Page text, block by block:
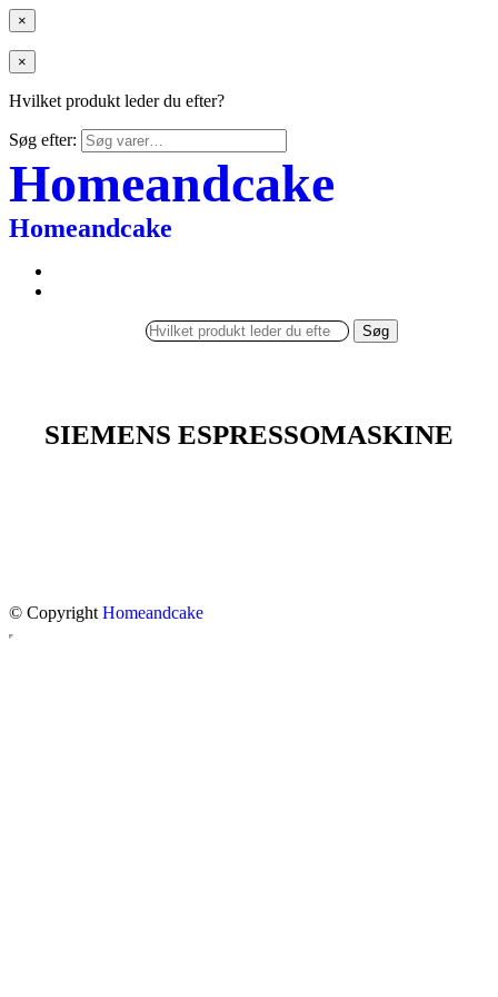
×
×
Hvilket produkt leder du efter?
Søg efter:
Homeandcake
Homeandcake
Søg
SIEMENS ESPRESSOMASKINE
© Copyright Homeandcake